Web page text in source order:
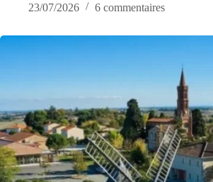
23/07/2026
6 commentaires